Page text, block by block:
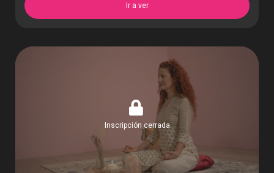
Ir a ver
Inscripción cerrada